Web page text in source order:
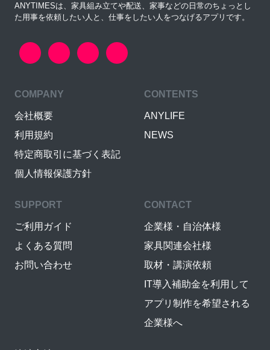
ANYTIMESは、家具組み立てや配送、家事などの日常のちょっとし
た用事を依頼したい人と、仕事をしたい人をつなげるアプリです。
COMPANY
会社概要
利用規約
特定商取引に基づく表記
個人情報保護方針
CONTENTS
ANYLIFE
NEWS
SUPPORT
ご利用ガイド
よくある質問
お問い合わせ
CONTACT
企業様・自治体様
家具関連会社様
取材・講演依頼
IT導入補助金を利用して
アプリ制作を希望される
企業様へ